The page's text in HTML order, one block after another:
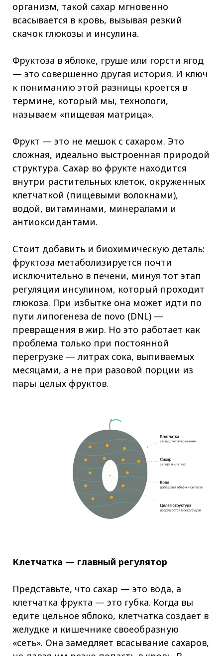
организм, такой сахар мгновенно
всасывается в кровь, вызывая резкий
скачок глюкозы и инсулина.
Фруктоза в яблоке, груше или горсти ягод
— это совершенно другая история. И ключ
к пониманию этой разницы кроется в
термине, который мы, технологи,
называем «пищевая матрица».
Фрукт — это не мешок с сахаром. Это
сложная, идеально выстроенная природой
структура. Сахар во фрукте находится
внутри растительных клеток, окруженных
клетчаткой (пищевыми волокнами),
водой, витаминами, минералами и
антиоксидантами.
Стоит добавить и биохимическую деталь:
фруктоза метаболизируется почти
исключительно в печени, минуя тот этап
регуляции инсулином, который проходит
глюкоза. При избытке она может идти по
пути липогенеза de novo (DNL) —
превращения в жир. Но это работает как
проблема только при постоянной
перегрузке — литрах сока, выпиваемых
месяцами, а не при разовой порции из
пары целых фруктов.
Клетчатка — главный регулятор
Представьте, что сахар — это вода, а
клетчатка фрукта — это губка. Когда вы
едите цельное яблоко, клетчатка создает в
желудке и кишечнике своеобразную
«сеть». Она замедляет всасывание сахаров,